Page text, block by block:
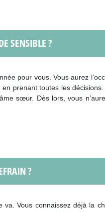
SENSIBLE ?
pour vous. Vous aurez
prenant toutes les décisions.
sœur. Dès lors, vous
?
va. Vous connaissez déjà la